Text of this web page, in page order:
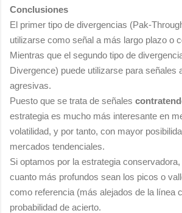
Conclusiones
El primer tipo de divergencias (Pak-
utilizarse como señal a más largo plazo o
Mientras que el segundo tipo de
Divergence) puede utilizarse para señales
agresivas.
Puesto que se trata de señales
estrategia es mucho más interesante en
volatilidad, y por tanto, con mayor
mercados tendenciales.
Si optamos por la estrategia
cuanto más profundos sean los picos o
como referencia (más alejados de la línea
probabilidad de acierto.